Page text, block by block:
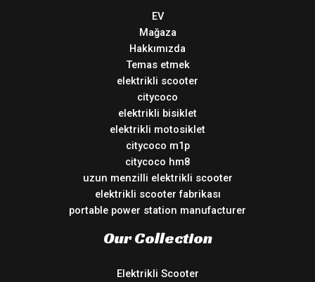
EV
Mağaza
Hakkımızda
Temas etmek
elektrikli scooter
citycoco
elektrikli bisiklet
elektrikli motosiklet
citycoco m1p
citycoco hm8
uzun menzilli elektrikli scooter
elektrikli scooter fabrikası
portable power station manufacturer
Our Collection
Elektrikli Scooter